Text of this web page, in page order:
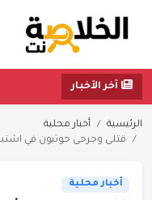
آخر الأخبار
الرئيسية
أخبار محلية
قتلى وجرحى حوثيون في
أخبار محلية